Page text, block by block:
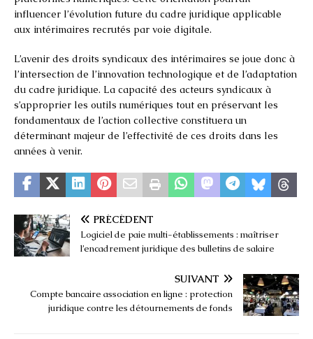
influencer l’évolution future du cadre juridique applicable
aux intérimaires recrutés par voie digitale.
L’avenir des droits syndicaux des intérimaires se joue donc à
l’intersection de l’innovation technologique et de l’adaptation
du cadre juridique. La capacité des acteurs syndicaux à
s’approprier les outils numériques tout en préservant les
fondamentaux de l’action collective constituera un
déterminant majeur de l’effectivité de ces droits dans les
années à venir.
PRÉCÉDENT
Logiciel de paie multi-établissements : maîtriser
l’encadrement juridique des bulletins de salaire
SUIVANT
Compte bancaire association en ligne : protection
juridique contre les détournements de fonds